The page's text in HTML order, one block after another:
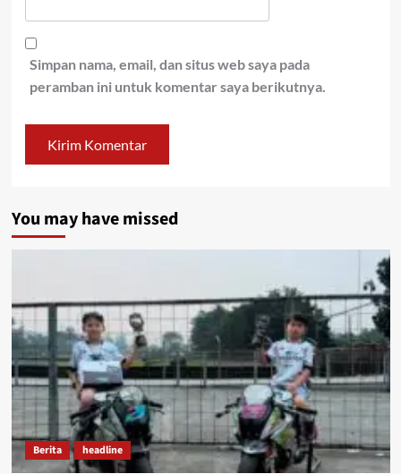
Simpan nama, email, dan situs web saya pada
peramban ini untuk komentar saya berikutnya.
You may have missed
Berita headline